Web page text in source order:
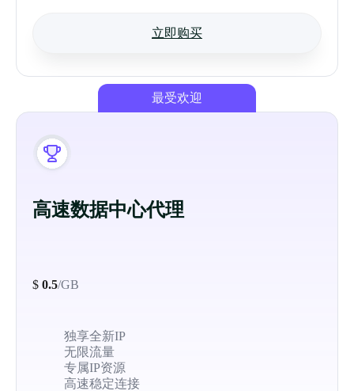
立即购买
最受欢迎
高速数据中心代理
$ 0.5/GB
独享全新IP
无限流量
专属IP资源
高速稳定连接